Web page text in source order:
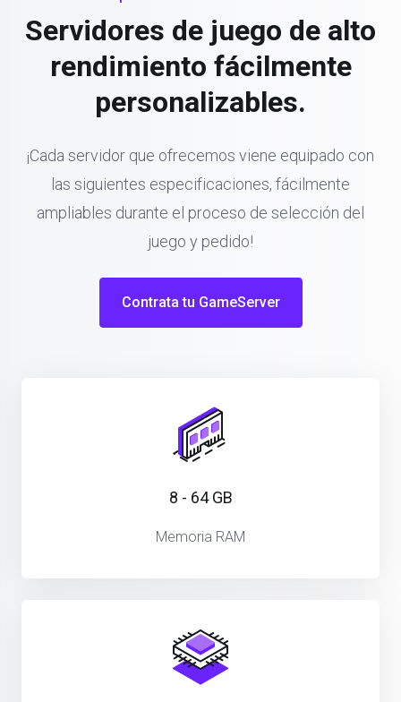
Servidores de juego de alto
rendimiento fácilmente
personalizables.
¡Cada servidor que ofrecemos viene equipado con
las siguientes especificaciones, fácilmente
ampliables durante el proceso de selección del
juego y pedido!
Contrata tu GameServer
8 - 64 GB
Memoria RAM